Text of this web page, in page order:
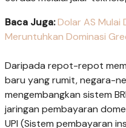
Baca Juga:Dolar AS Mulai
Meruntuhkan Dominasi
Daripada repot-repot
baru yang rumit, negara-
mengembangkan sistem
jaringan pembayaran
UPI (Sistem pembayaran